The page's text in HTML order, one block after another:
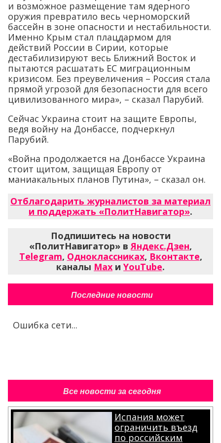
и возможное размещение там ядерного
оружия превратило весь черноморский
бассейн в зоне опасности и нестабильности.
Именно Крым стал плацдармом для
действий России в Сирии, которые
дестабилизируют весь Ближний Восток и
пытаются расшатать ЕС миграционным
кризисом. Без преувеличения – Россия стала
прямой угрозой для безопасности для всего
цивилизованного мира», – сказал Парубий.
Сейчас Украина стоит на защите Европы,
ведя войну на Донбассе, подчеркнул
Парубий.
«Война продолжается на Донбассе Украина
стоит щитом, защищая Европу от
маниакальных планов Путина», – сказал он.
Отблагодарить журналистов за материал
и поддержать «ПолитНавигатор».
Подпишитесь на новости
«ПолитНавигатор» вЯндекс.Дзен,
Telegram, Одноклассниках, Вконтакте,
каналы Max и YouTube.
Последние новости
Ошибка сети...
Все новости за сегодня
Испания может
ограничить въезд
по российским